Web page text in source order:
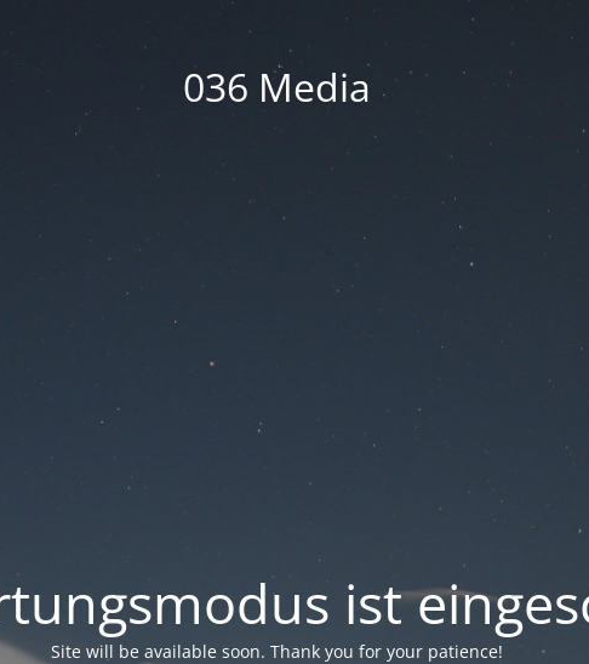
036 Media
ist
Site will be available soon. Thank you for your patience!